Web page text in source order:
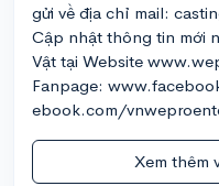
gửi về địa chỉ mail:
Cập nhật thông tin mới
Vật tại Website
Fanpage:
ebook.com/
Xem thêm